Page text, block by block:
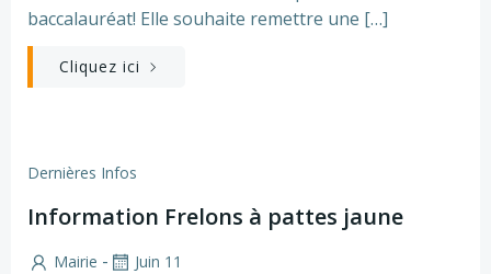
baccalauréat! Elle souhaite remettre une […]
Cliquez ici
Dernières Infos
Information Frelons à pattes jaune
Mairie - Juin 11